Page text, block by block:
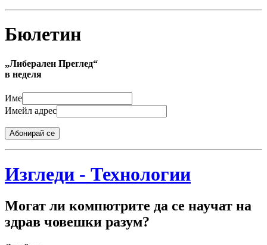
Бюлетин
„Либерален Преглед“
в неделя
Име
Имейл адрес
Абонирай се
Изгледи - Технологии
Могат ли компютрите да се научат на
здрав човешки разум?